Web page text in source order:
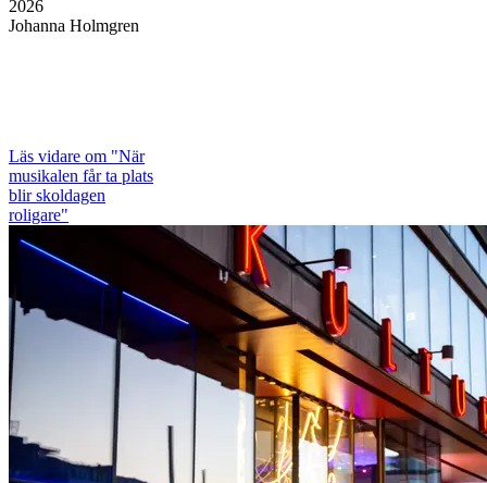
2026
Johanna Holmgren
Läs vidare om "När
musikalen får ta plats
blir skoldagen
roligare"